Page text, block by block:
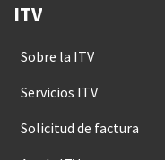
ITV
Sobre la ITV
Servicios ITV
Solicitud de factura